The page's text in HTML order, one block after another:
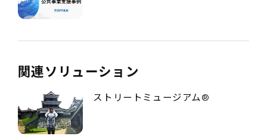
関連ソリューション
ストリートミュージアム®